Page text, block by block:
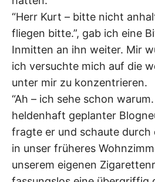
“Herr Kurt – bitte nicht
fliegen bitte.”, gab ich eine
Inmitten an ihn weiter. Mir
ich versuchte mich auf die
unter mir zu konzentrieren.
“Ah – ich sehe schon
heldenhaft geplanter
fragte er und schaute durch
in unser früheres
unserem eigenen